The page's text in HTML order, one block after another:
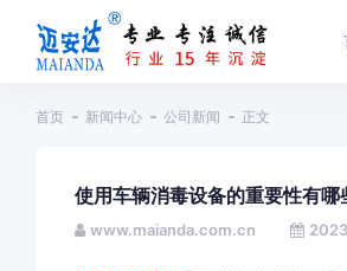
首页 新闻中心 公司新闻 正文
使用车辆消毒设备的重要性有哪
www.maianda.com.cn